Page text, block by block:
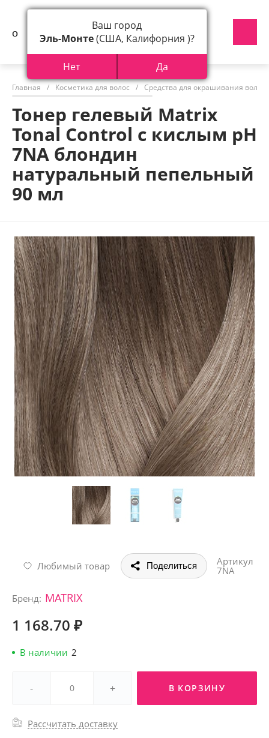
Главная / Косметика для волос / Средства для окрашивания волос
Тонер гелевый Matrix
Tonal Control с кислым pH
7NА блондин
натуральный пепельный
90 мл
Любимый товар Поделиться
Артикул
7NA
Бренд: MATRIX
1 168.70 ₽
В наличии 2
- + В КОРЗИНУ
Рассчитать доставку
Ваш город
Эль-Монте(США, Калифорния )?
Нет Да